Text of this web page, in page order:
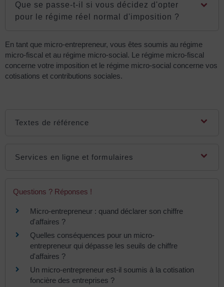
Que se passe-t-il si vous décidez d'opter
pour le régime réel normal d'imposition ?
En tant que micro-entrepreneur, vous êtes soumis au régime
micro-fiscal et au régime micro-social. Le régime micro-fiscal
concerne votre imposition et le régime micro-social concerne vos
cotisations et contributions sociales.
Textes de référence
Services en ligne et formulaires
Questions ? Réponses !
Micro-entrepreneur : quand déclarer son chiffre
d'affaires ?
Quelles conséquences pour un micro-
entrepreneur qui dépasse les seuils de chiffre
d'affaires ?
Un micro-entrepreneur est-il soumis à la cotisation
foncière des entreprises ?